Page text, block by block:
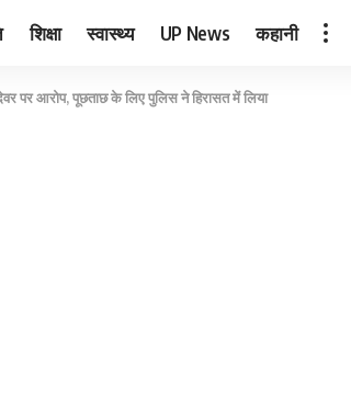
शिक्षा स्वास्थ्य UP News कहानी
पर आरोप, पूछताछ के लिए पुलिस ने हिरासत में लिया